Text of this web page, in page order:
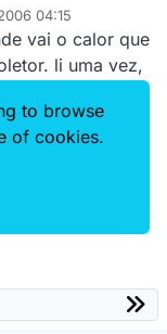
04:15
vai o calor que
li uma vez,
um motor que
rendimento
to browse
of cookies.